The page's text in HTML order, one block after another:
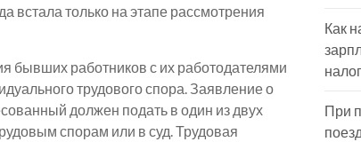
встала только на этапе рассмотрения
бывших работников с их работодателями
трудового спора. Заявление о
должен подать в один из двух
спорам или в суд. Трудовая
Как
При